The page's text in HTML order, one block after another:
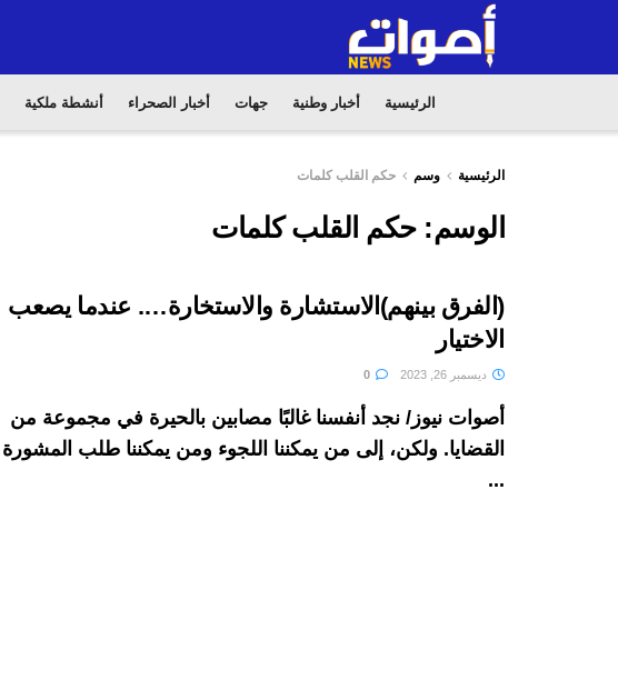
الرئيسية أخبار وطنية جهات أخبار الصحراء أنشطة ملكية
الرئيسية وسم حكم القلب كلمات
الوسم:حكم القلب كلمات
(الفرق بينهم)الاستشارة والاستخارة…. عندما يصعب
الاختيار
ديسمبر 26, 2023
أصوات نيوز/ نجد أنفسنا غالبًا مصابين بالحيرة في مجموعة من
القضايا. ولكن، إلى من يمكننا اللجوء ومن يمكننا طلب المشورة
...